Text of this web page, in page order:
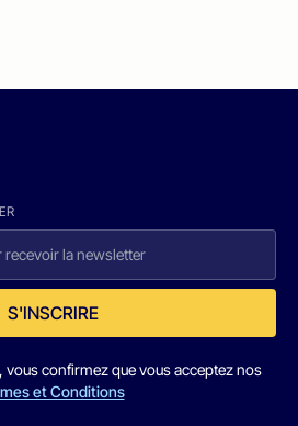
S'INSCRIRE
vous confirmez que vous acceptez nos
et Conditions